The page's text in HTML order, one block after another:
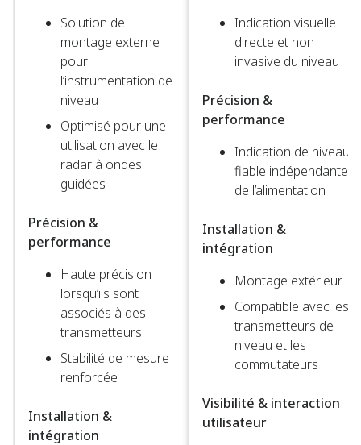
Solution de
montage externe
pour
l’instrumentation de
niveau​
Optimisé pour une
utilisation avec le
radar à ondes
guidées​
Précision &
performance
Haute précision
lorsqu’ils sont
associés à des
transmetteurs​
Stabilité de mesure
renforcée​
Installation &
intégration
Indication visuelle
directe et non
invasive du niveau​
Précision &
performance
Indication de niveau
fiable indépendante
de l’alimentation​
Installation &
intégration
Montage extérieur​
Compatible avec les
transmetteurs de
niveau et les
commutateurs​
Visibilité & interaction
utilisateur